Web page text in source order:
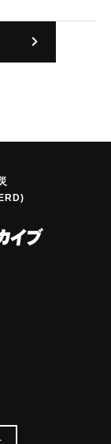
岸部一帯で、浜
1300戸が床上浸
達した。写真は